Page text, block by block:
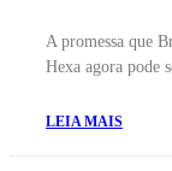
A promessa que
Hexa agora pode
LEIA MAIS